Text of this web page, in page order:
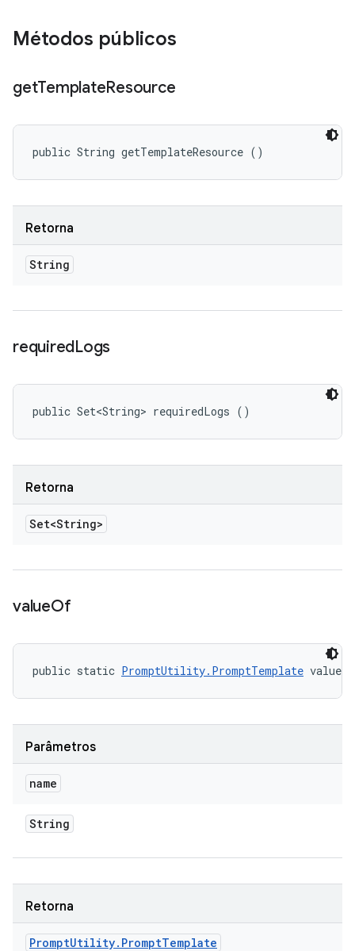
Métodos públicos
getTemplateResource
public String getTemplateResource ()
Retorna
String
requiredLogs
public Set<String> requiredLogs ()
Retorna
Set<String>
valueOf
public static PromptUtility.PromptTemplate
Parâmetros
name
String
Retorna
PromptUtility. PromptTemplate